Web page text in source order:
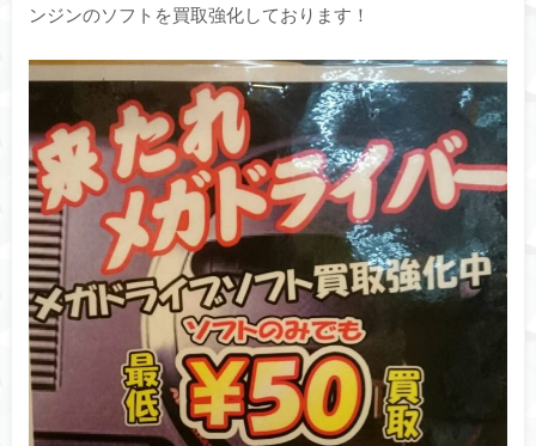
ンジンのソフトを買取強化しております！